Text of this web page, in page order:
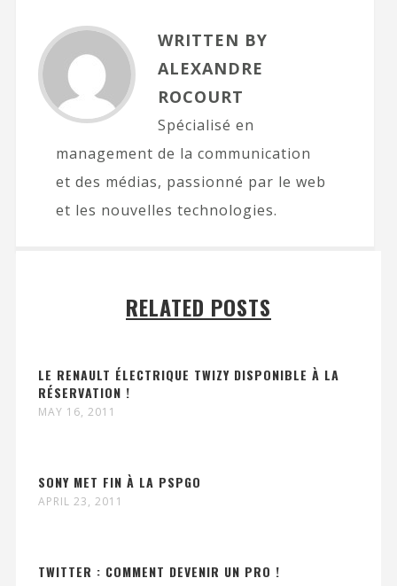
WRITTEN BY
ALEXANDRE
ROCOURT
Spécialisé en
management de la communication
et des médias, passionné par le web
et les nouvelles technologies.
RELATED POSTS
LE RENAULT ÉLECTRIQUE TWIZY DISPONIBLE À LA
RÉSERVATION !
MAY 16, 2011
SONY MET FIN À LA PSPGO
APRIL 23, 2011
TWITTER : COMMENT DEVENIR UN PRO !